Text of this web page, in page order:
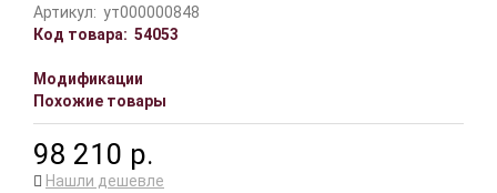
Артикул: ут000000848
Код товара: 54053
Модификации
Похожие товары
98 210 р.
Нашли дешевле